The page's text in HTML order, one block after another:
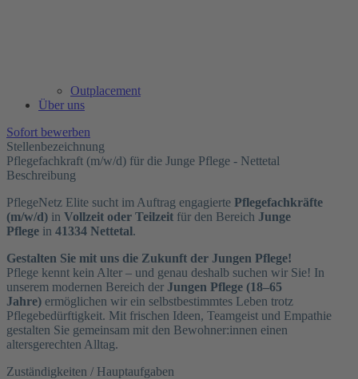
Outplacement
Über uns
Sofort bewerben
Stellenbezeichnung
Pflegefachkraft (m/w/d) für die Junge Pflege - Nettetal
Beschreibung
PflegeNetz Elite sucht im Auftrag engagierte Pflegefachkräfte
(m/w/d) in Vollzeit oder Teilzeit für den Bereich Junge
Pflege in 41334 Nettetal.
Gestalten Sie mit uns die Zukunft der Jungen Pflege!
Pflege kennt kein Alter – und genau deshalb suchen wir Sie! In
unserem modernen Bereich der Jungen Pflege (18–65
Jahre) ermöglichen wir ein selbstbestimmtes Leben trotz
Pflegebedürftigkeit. Mit frischen Ideen, Teamgeist und Empathie
gestalten Sie gemeinsam mit den Bewohner:innen einen
altersgerechten Alltag.
Zuständigkeiten / Hauptaufgaben